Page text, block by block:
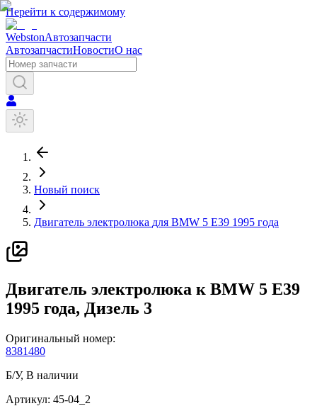
Перейти к содержимому
WebstonАвтозапчасти
АвтозапчастиНовостиО нас
Новый поиск
Двигатель электролюка для BMW 5 E39 1995 года
Двигатель электролюка к BMW 5 E39
1995 года, Дизель 3
Оригинальный номер:
8381480
Б/У, В наличии
Артикул: 45-04_2